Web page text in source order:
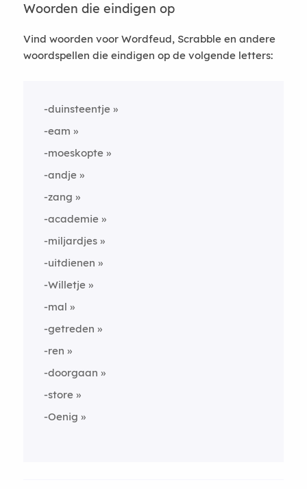
Woorden die eindigen op
Vind woorden voor Wordfeud, Scrabble en andere
woordspellen die eindigen op de volgende letters:
-duinsteentje
-eam
-moeskopte
-andje
-zang
-academie
-miljardjes
-uitdienen
-Willetje
-mal
-getreden
-ren
-doorgaan
-store
-Oenig